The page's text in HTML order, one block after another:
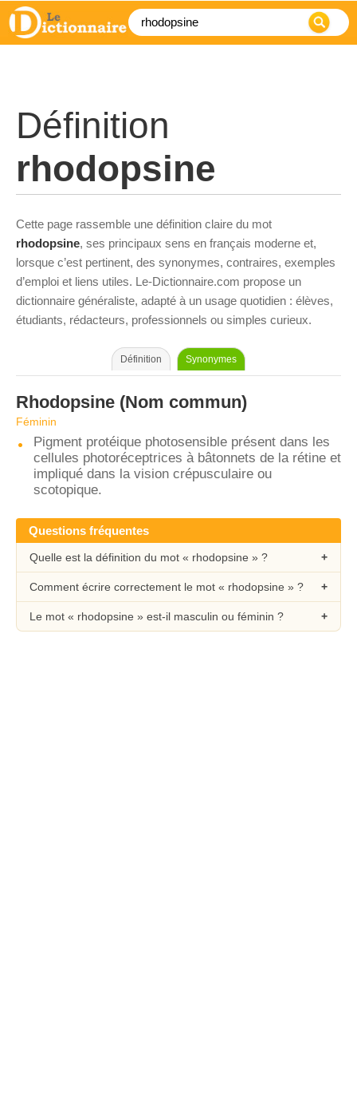
Définition
rhodopsine
Cette page rassemble une définition claire du mot
rhodopsine, ses principaux sens en français moderne et,
lorsque c’est pertinent, des synonymes, contraires, exemples
d’emploi et liens utiles. Le-Dictionnaire.com propose un
dictionnaire généraliste, adapté à un usage quotidien : élèves,
étudiants, rédacteurs, professionnels ou simples curieux.
Définition Synonymes
Rhodopsine (Nom commun)
Féminin
Pigment protéique photosensible présent dans les
cellules photoréceptrices à bâtonnets de la rétine et
impliqué dans la vision crépusculaire ou
scotopique.
Questions fréquentes
Quelle est la définition du mot « rhodopsine » ?
Comment écrire correctement le mot « rhodopsine » ?
Le mot « rhodopsine » est-il masculin ou féminin ?